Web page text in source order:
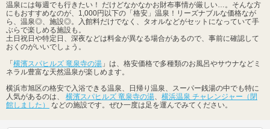
温泉には毎週でも行きたい！ だけどなかなかお財布事情が厳しい…。そんな方
にもおすすめなのが、1,000円以下の「格安」温泉！リーズナブルな価格なが
ら、温泉◎、施設◎。入館料だけでなく、タオルなどがセットになっていて手
ぶらで楽しめる施設も。
土日祝日や特定日、深夜などは料金が異なる場合があるので、事前に確認して
おくのがいいでしょう。
「 横濱スパヒルズ 竜泉寺の湯 」は、格安価格で多種類のお風呂やサウナなどミ
ネラル豊富な天然温泉が楽しめます。
横浜市旭区の格安で入浴できる温泉、日帰り温泉、スーパー銭湯の中でも特に
人気があるのは、 横濱スパヒルズ 竜泉寺の湯、 横浜温泉 チャレンジャー（閉
館しました）
などの施設です。ぜひ一度は足を運んでみてください。